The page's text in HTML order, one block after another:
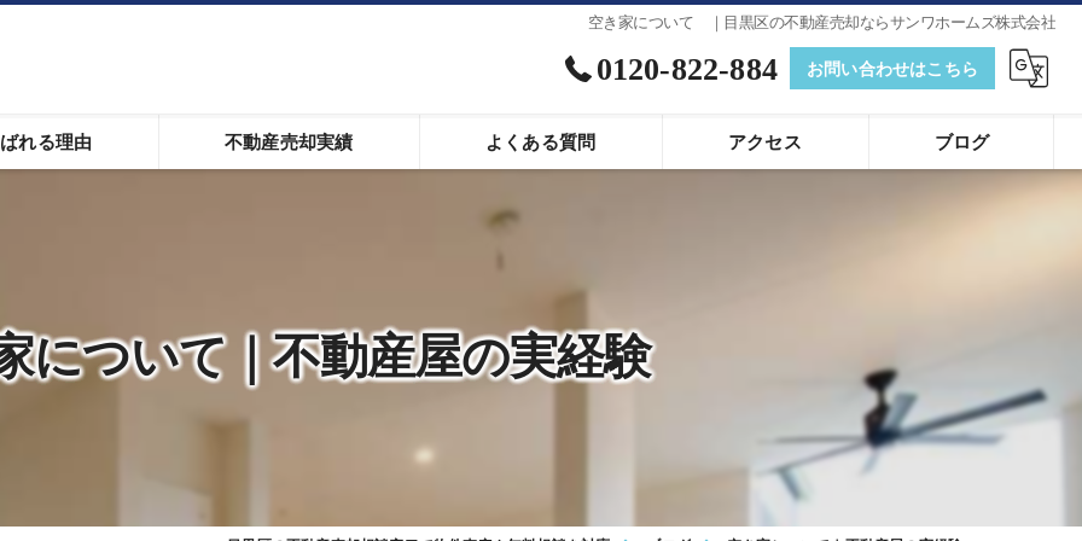
空き家について ｜目黒区の不動産売却ならサンワホームズ株式会社
0120-822-884 お問い合わせはこちら
れる理由
サポート
エリアの不動産売却
不動産売却実績 よくある質問 アクセス ブログ
について｜不動産屋の実経験